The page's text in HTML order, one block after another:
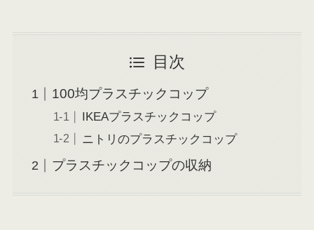
目次
100均プラスチックコップ
IKEAプラスチックコップ
ニトリのプラスチックコップ
プラスチックコップの収納